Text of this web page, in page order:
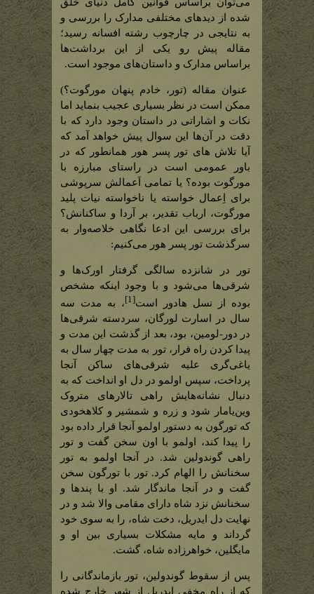
شده از دیدهای مختلفی مدارک را بررسی و
به نتایجی در چارچوب رشته افسانه رسید؛
مقاله پیش رو یکی از این برداشت‌ها
براساس مدارک و داستان‌های موجود است.
عنوان مقاله (تور، خادم پنهان مورگوت؟)
ممکن است در نظر بسیاری عجیب بنماید اما
نکات و اشاراتی در داستان وجود دارد که با
دقت در آن‌ها این سوال پیش خواهد آمد که
آیا تلاش های تور پسر هور همانطور که در
باور عمومی است در راستای مبارزه با
مورگوت بوده؟ یا تمامی اَعمالش سرپوشی
برای اِعمال خواسته یا ناخواسته نیات پلید
مورگوت، ارباب تقدیر، بر آردا و ساکنانش؟
برای بررسی این ادعا نگاهی خلاصه‌وار به
سرگذشت تور پسر هور می‌کنیم:
تور در شانزده سالگی گرفتار اورک‌ها و
شرقی‌ها می‌شود و با وجود اینکه مشخص
بوده از نسل هادور است[1]
، به مدت سه
سال در اسارت لورگان، سردسته شرقی‌ها
در دور-لومین، بود، بعد از گذشت این مدت و
پیدا کردن راه فرار، تور به مدت چهار سال به
یاغی‌گری علیه شرقی‌های ساکن آنجا
پرداخت، سپس اولمو در دل او انداخت که به
دنبال نشانه‌هایش راهی تالارهای متروک
وین‌یامار شود و زره و شمشیر و کلاهخودی
که تورگون به دستور اولمو آنجا قرار داده بود
را پیدا کند، اولمو با اون سخن گفت و تور
راهی گوندولین شد. در آنجا اولمو به تور
سخنانش را الهام کرد. تور با تورگون سخن
گفت و در آنجا ماندگار شد. او با پندها و
سخنانش نزد شاه دارای مقامی والا شد و در
نهایت دل ایدریل، دخت شاه، را به سوی خود
گرداند و مایه مشکلات بسیاری بین او و
مایگلین، خواهرزاده شاه، گشت.
پس از سقوط گوندولین، تور بازماندگانی را
که از راه مخفی ایدریل از شهر خارج شده